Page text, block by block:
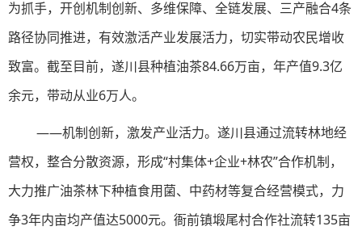
为抓手，开创机制创新、多维保障、全链发展、三产融合4条
路径协同推进，有效激活产业发展活力，切实带动农民增收
致富。截至目前，遂川县种植油茶84.66万亩，年产值9.3亿
余元，带动从业6万人。
——机制创新，激发产业活力。遂川县通过流转林地经
营权，整合分散资源，形成“村集体+企业+林农”合作机制，
大力推广油茶林下种植食用菌、中药材等复合经营模式，力
争3年内亩均产值达5000元。衙前镇塅尾村合作社流转135亩